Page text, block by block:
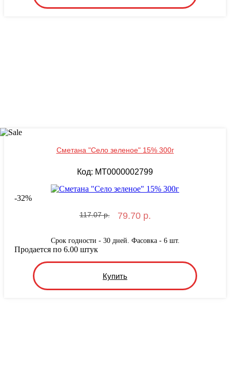
Сметана "Село зеленое" 15% 300г
Код: MТ0000002799
-32%
117.07 р. 79.70 р.
Срок годности - 30 дней. Фасовка - 6 шт.
Купить
Продается по 6.00 штук